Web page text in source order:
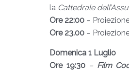
la Cattedrale
Ore 22:00 –
Ore 23.00 –
Domenica 1 Luglio
Ore 19:30 –Film